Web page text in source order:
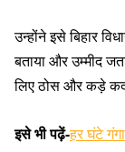
उन्होंने इसे बिहार
बताया और उम्मीद
लिए ठोस और कड़े
इसे भी पढ़ें-हर घंटे